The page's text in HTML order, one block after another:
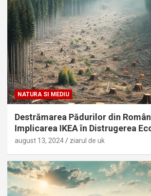
NATURA SI MEDIU
Destrămarea Pădurilor din
Implicarea IKEA în Distrugerea
august 13, 2024 ziarul de uk